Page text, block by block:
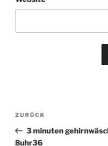
Beitragsnavigation
Vorheriger
Beitrag
ZURÜCK
3 minuten
8uhr36